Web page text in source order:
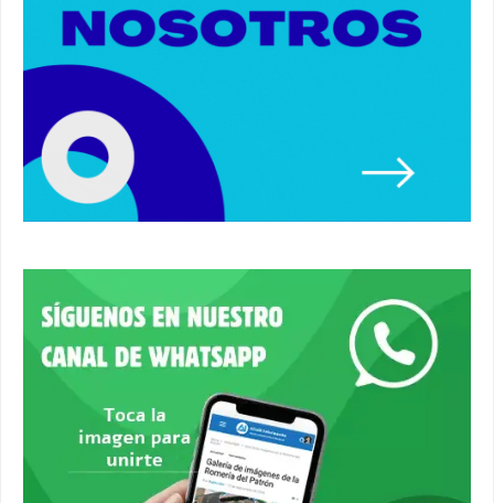
Premio de Medio Ambiente para el CEIP San
Mateo. #alcaladeguadaira #premios #colegio
Paseo de caballos. #alcaladeguadaira #ferias
#caballos
Un autobús ha golpeado a otro en el recinto
ferial. #accidente #alcaladeguadaira #ferias